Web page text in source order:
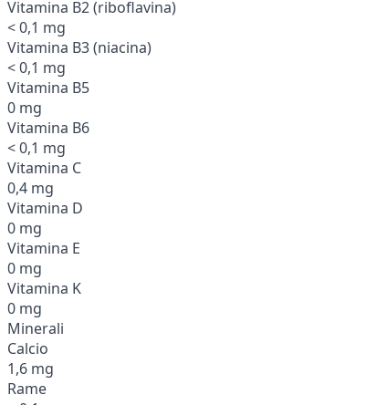
Vitamina B2 (riboflavina)
< 0,1 mg
Vitamina B3 (niacina)
< 0,1 mg
Vitamina B5
0 mg
Vitamina B6
< 0,1 mg
Vitamina C
0,4 mg
Vitamina D
0 mg
Vitamina E
0 mg
Vitamina K
0 mg
Minerali
Calcio
1,6 mg
Rame